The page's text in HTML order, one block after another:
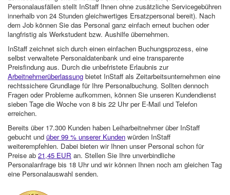
Personalausfällen stellt InStaff Ihnen ohne zusätzliche Servicegebühren
innerhalb von 24 Stunden gleichwertiges Ersatzpersonal bereit). Nach
dem Job können Sie das Personal ganz einfach erneut buchen oder
langfristig als Werkstudent bzw. Aushilfe übernehmen.
InStaff zeichnet sich durch einen einfachen Buchungsprozess, eine
selbst verwaltete Personaldatenbank und eine transparente
Preisfindung aus. Durch die unbefristete Erlaubnis zur
Arbeitnehmerüberlassung bietet InStaff als Zeitarbeitsunternehmen eine
rechtssichere Grundlage für Ihre Personalbuchung. Sollten dennoch
Fragen oder Probleme aufkommen, können Sie unseren Kundendienst
sieben Tage die Woche von 8 bis 22 Uhr per E-Mail und Telefon
erreichen.
Bereits über 17.300 Kunden haben Leiharbeitnehmer über InStaff
gebucht und über 99 % unserer Kunden würden InStaff
weiterempfehlen. Dabei bieten wir Ihnen unser Personal schon für
Preise ab 21,45 EUR an. Stellen Sie Ihre unverbindliche
Personalanfrage bis 18 Uhr und wir können Ihnen noch am gleichen Tag
eine Personalauswahl senden.